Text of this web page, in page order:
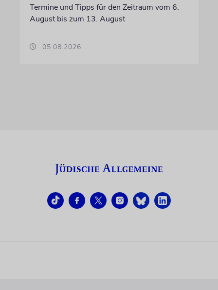
Termine und Tipps für den Zeitraum vom 6.
August bis zum 13. August
05.08.2026